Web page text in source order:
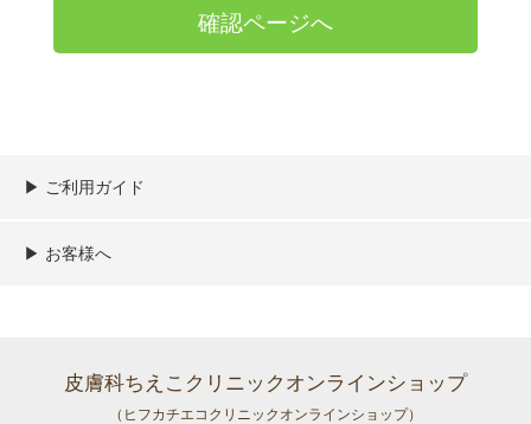
▶︎ ご利用ガイド
ご利用ガイド
決済／配送／送料について
取り扱い商品一覧
顧客情報の取扱について
特定商取引法の表記
▶︎ お客様へ
皮膚科ちえこクリニックオンラインショップ
（ヒフカチエコクリニックオンラインショップ）